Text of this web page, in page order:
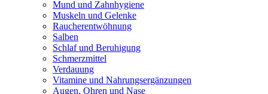
Mund und Zahnhygiene
Muskeln und Gelenke
Raucherentwöhnung
Salben
Schlaf und Beruhigung
Schmerzmittel
Verdauung
Vitamine und Nahrungsergänzungen
Augen, Ohren und Nase